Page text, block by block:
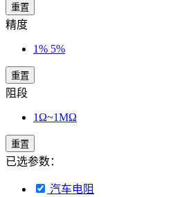
重置
精度
1% 5%
重置
阻段
1Ω~1MΩ
重置
已选参数：
汽车电阻